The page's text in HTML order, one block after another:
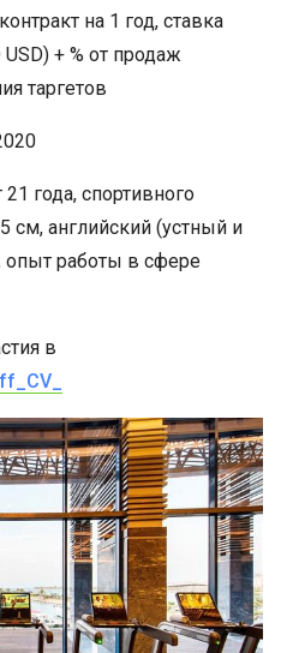
на 1 год, ставка
+ % от продаж
таргетов
года, спортивного
см, английский (устный и
работы в сфере
в